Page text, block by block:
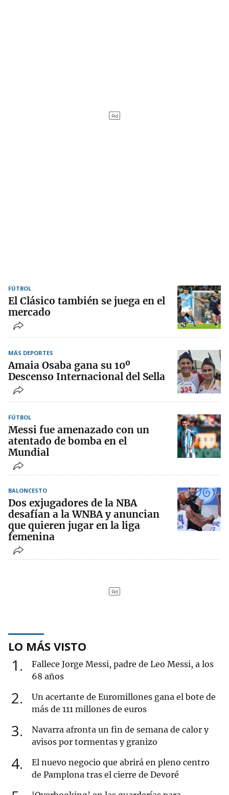
FÚTBOL
El Clásico también se juega en el
mercado
MÁS DEPORTES
Amaia Osaba gana su 10º
Descenso Internacional del Sella
FÚTBOL
Messi fue amenazado con un
atentado de bomba en el
Mundial
BALONCESTO
Dos exjugadores de la NBA
desafían a la WNBA y anuncian
que quieren jugar en la liga
femenina
LO MÁS VISTO
1
Fallece Jorge Messi, padre de Leo Messi, a los
68 años
2
Un acertante de Euromillones gana el bote de
más de 111 millones de euros
3
Navarra afronta un fin de semana de calor y
avisos por tormentas y granizo
4
El nuevo negocio que abrirá en pleno centro
de Pamplona tras el cierre de Devoré